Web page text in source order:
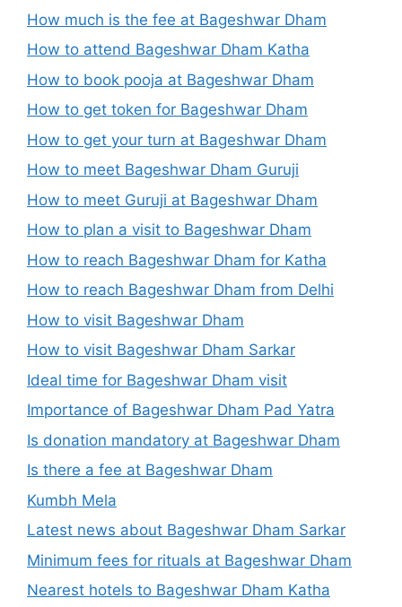
How much is the fee at Bageshwar Dham
How to attend Bageshwar Dham Katha
How to book pooja at Bageshwar Dham
How to get token for Bageshwar Dham
How to get your turn at Bageshwar Dham
How to meet Bageshwar Dham Guruji
How to meet Guruji at Bageshwar Dham
How to plan a visit to Bageshwar Dham
How to reach Bageshwar Dham for Katha
How to reach Bageshwar Dham from Delhi
How to visit Bageshwar Dham
How to visit Bageshwar Dham Sarkar
Ideal time for Bageshwar Dham visit
Importance of Bageshwar Dham Pad Yatra
Is donation mandatory at Bageshwar Dham
Is there a fee at Bageshwar Dham
Kumbh Mela
Latest news about Bageshwar Dham Sarkar
Minimum fees for rituals at Bageshwar Dham
Nearest hotels to Bageshwar Dham Katha